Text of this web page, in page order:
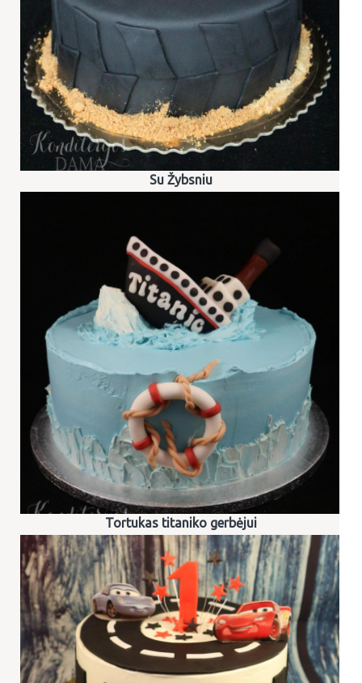
Su Žybsniu
Tortukas titaniko gerbėjui